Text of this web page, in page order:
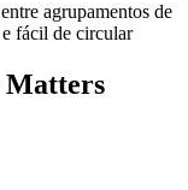
agrupamentos de
e fácil de circular
Matters